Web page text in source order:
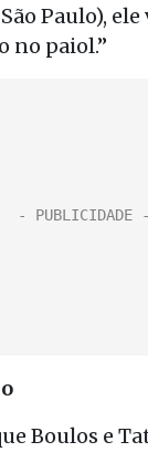
Paulo),
no paiol.”
Boulos e